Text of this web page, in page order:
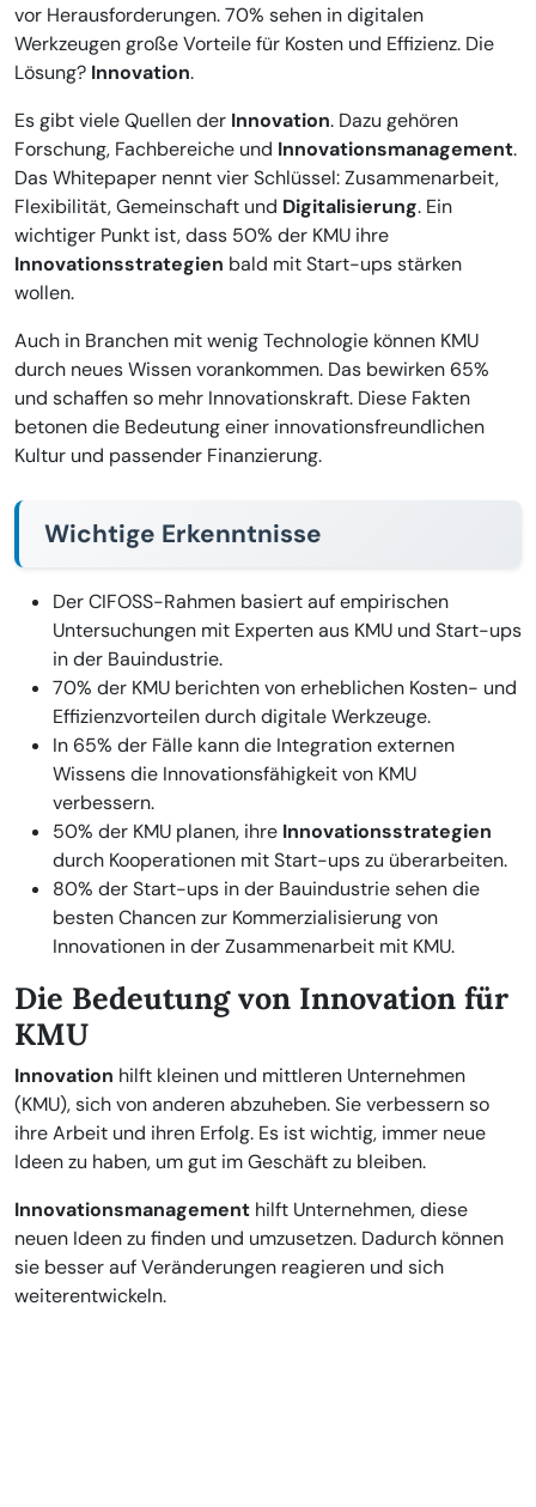
vor Herausforderungen. 70% sehen in digitalen
Werkzeugen große Vorteile für Kosten und Effizienz. Die
Lösung? Innovation.
Es gibt viele Quellen der Innovation. Dazu gehören
Forschung, Fachbereiche und Innovationsmanagement.
Das Whitepaper nennt vier Schlüssel: Zusammenarbeit,
Flexibilität, Gemeinschaft und Digitalisierung. Ein
wichtiger Punkt ist, dass 50% der KMU ihre
Innovationsstrategien bald mit Start-ups stärken
wollen.
Auch in Branchen mit wenig Technologie können KMU
durch neues Wissen vorankommen. Das bewirken 65%
und schaffen so mehr Innovationskraft. Diese Fakten
betonen die Bedeutung einer innovationsfreundlichen
Kultur und passender Finanzierung.
Wichtige Erkenntnisse
Der CIFOSS-Rahmen basiert auf empirischen
Untersuchungen mit Experten aus KMU und Start-ups
in der Bauindustrie.
70% der KMU berichten von erheblichen Kosten- und
Effizienzvorteilen durch digitale Werkzeuge.
In 65% der Fälle kann die Integration externen
Wissens die Innovationsfähigkeit von KMU
verbessern.
50% der KMU planen, ihre Innovationsstrategien
durch Kooperationen mit Start-ups zu überarbeiten.
80% der Start-ups in der Bauindustrie sehen die
besten Chancen zur Kommerzialisierung von
Innovationen in der Zusammenarbeit mit KMU.
Die Bedeutung von Innovation für
KMU
Innovation hilft kleinen und mittleren Unternehmen
(KMU), sich von anderen abzuheben. Sie verbessern so
ihre Arbeit und ihren Erfolg. Es ist wichtig, immer neue
Ideen zu haben, um gut im Geschäft zu bleiben.
Innovationsmanagement hilft Unternehmen, diese
neuen Ideen zu finden und umzusetzen. Dadurch können
sie besser auf Veränderungen reagieren und sich
weiterentwickeln.